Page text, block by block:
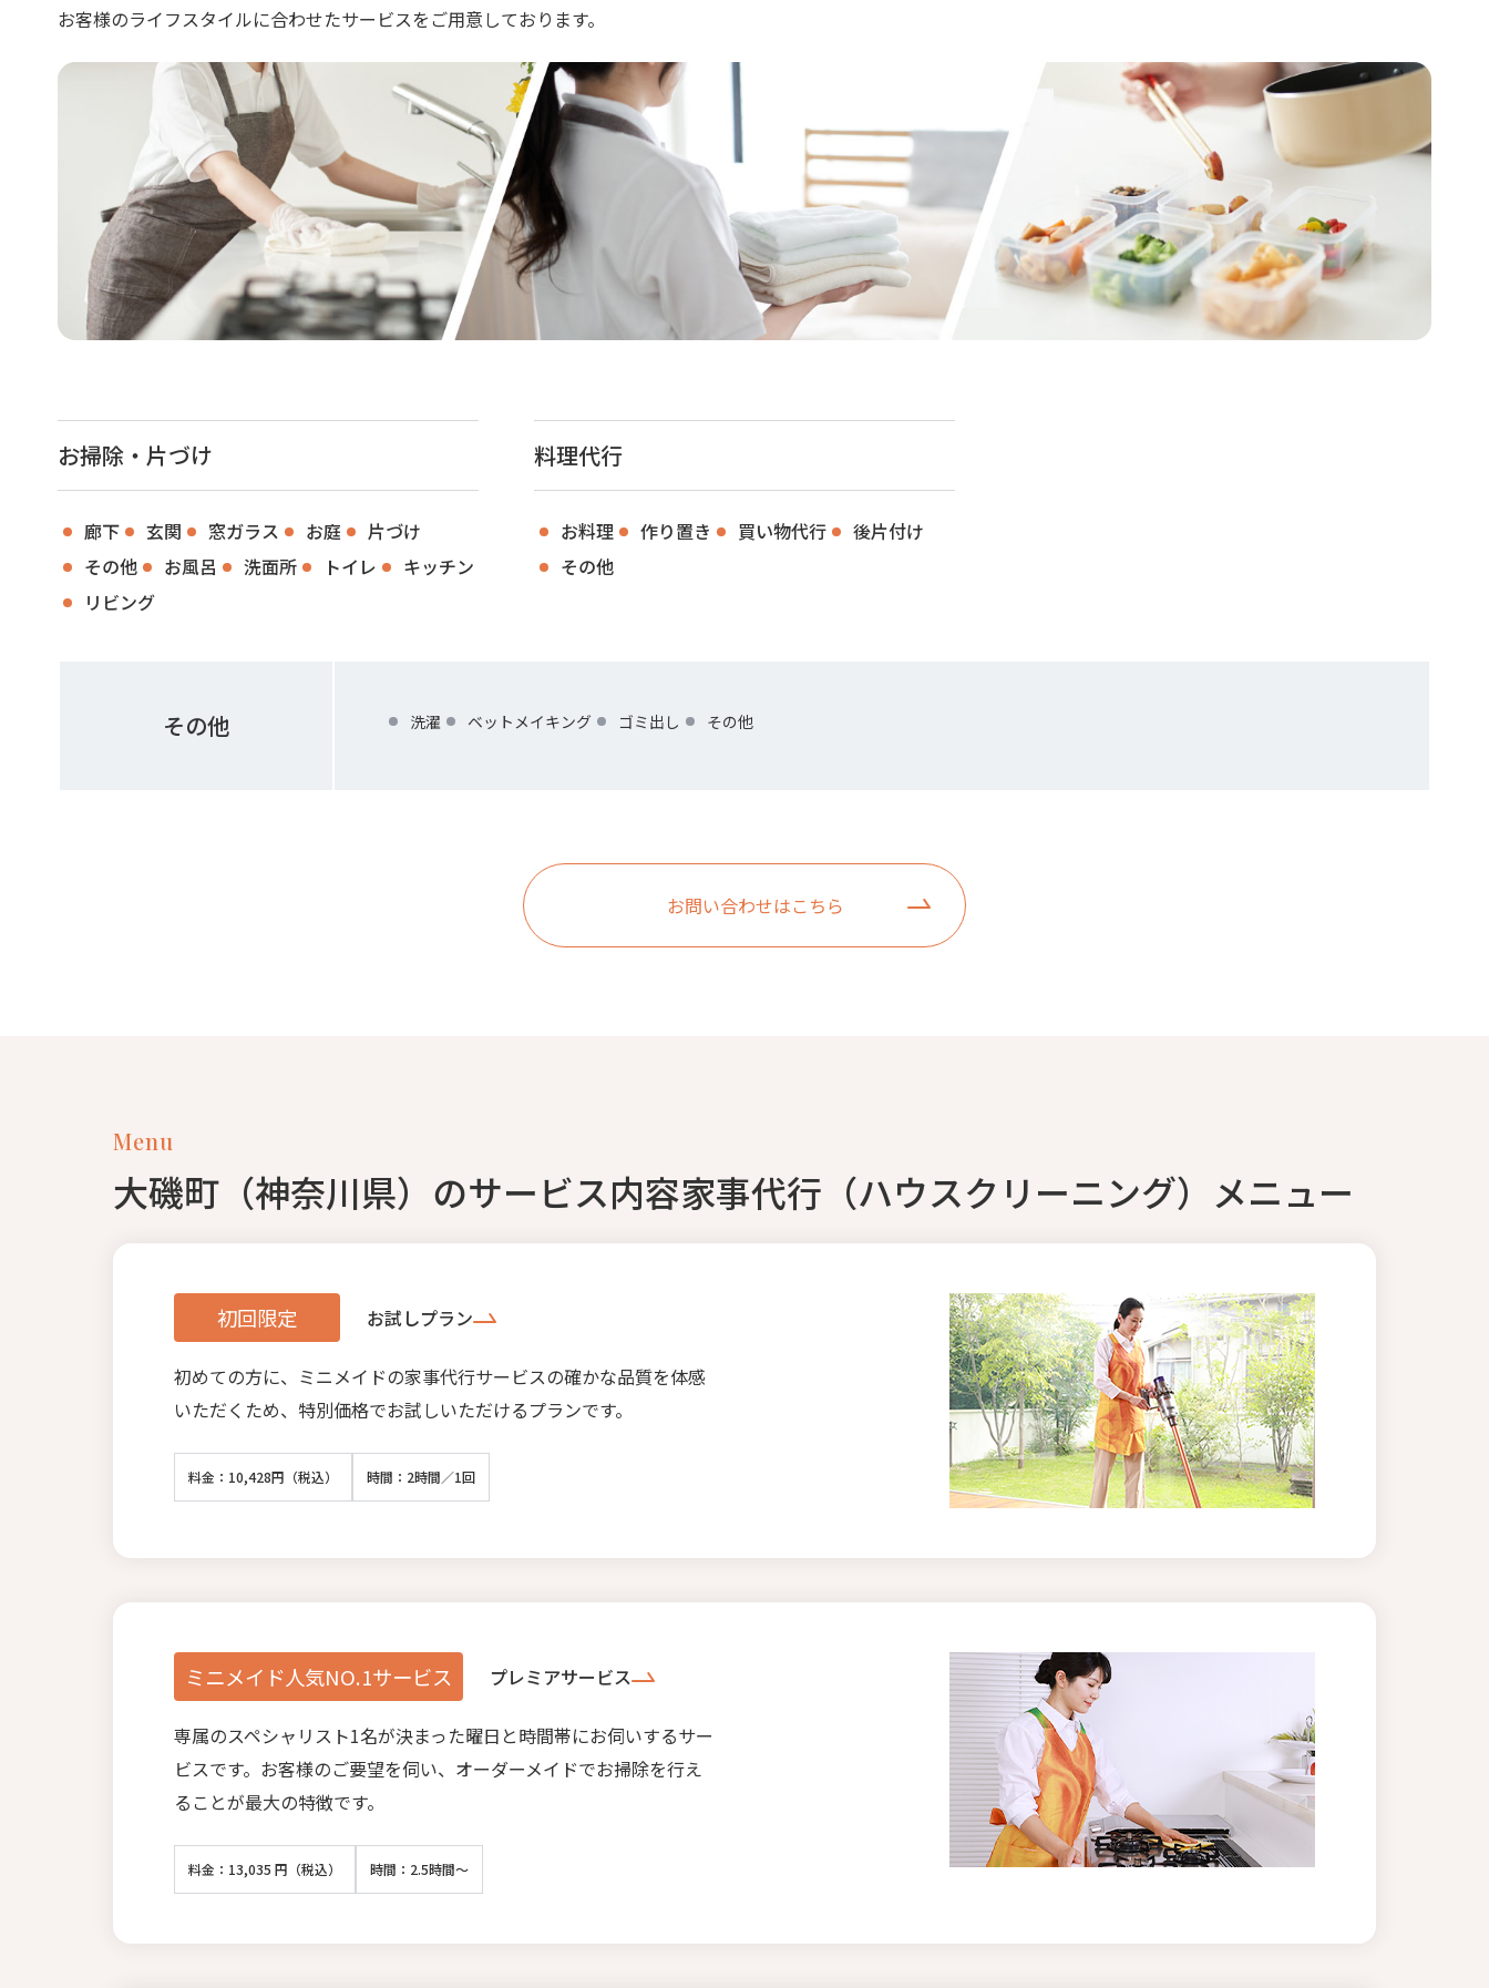
お客様のライフスタイルに合わせたサービスをご用意しております。
お掃除・片づけ
廊下 玄関 窓ガラス お庭
片づけ
その他
お風呂 洗面所 トイレ
キッチン
リビング
料理代行
お料理 作り置き 買い物代行
後片付け
その他
その他 洗濯 ベットメイキング ゴミ出し その他
お問い合わせはこちら
Menu
大磯町（神奈川県）のサービス内容家事代行（ハウスクリーニング）メニュー
初回限定 お試しプラン
初めての方に、ミニメイドの家事代行サービスの確かな品質を体感
いただくため、特別価格でお試しいただけるプランです。
料金：10,428円（税込） 時間：2時間／1回
ミニメイド人気NO.1サービス プレミアサービス
専属のスペシャリスト1名が決まった曜日と時間帯にお伺いするサー
ビスです。お客様のご要望を伺い、オーダーメイドでお掃除を行え
ることが最大の特徴です。
料金：13,035 円（税込） 時間：2.5時間～